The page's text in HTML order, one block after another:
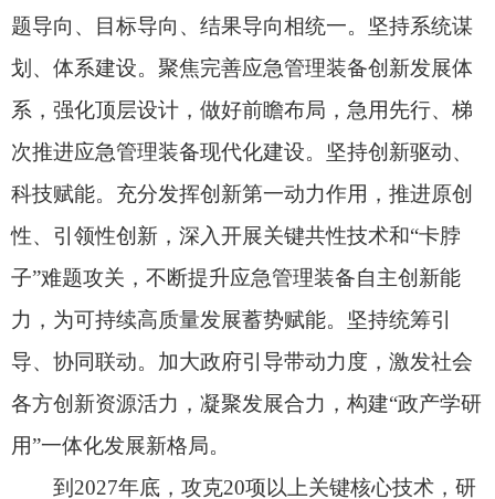
各方创新资源活力，凝聚发展合力，构建“政产学研
到2027年底，攻克20项以上关键核心技术，研
发20种以上重点创新装备，推广30种以上先进技术
装备，应急管理装备创新发展体系进一步完善，装
备产业发展规模和质量稳步提升，应急管理装备智
能化、轻型化、标准化水平显著提升，实战支撑能
二、推进急需技术装备科研创新
（一）夯实装备科研基础。面向安全生产、防
灾减灾救灾、应急救援等领域，健全常态化装备科
研攻关需求征集机制，加大装备科研攻关需求征集
凝练力度，建立装备科研攻关需求库，持续动态更